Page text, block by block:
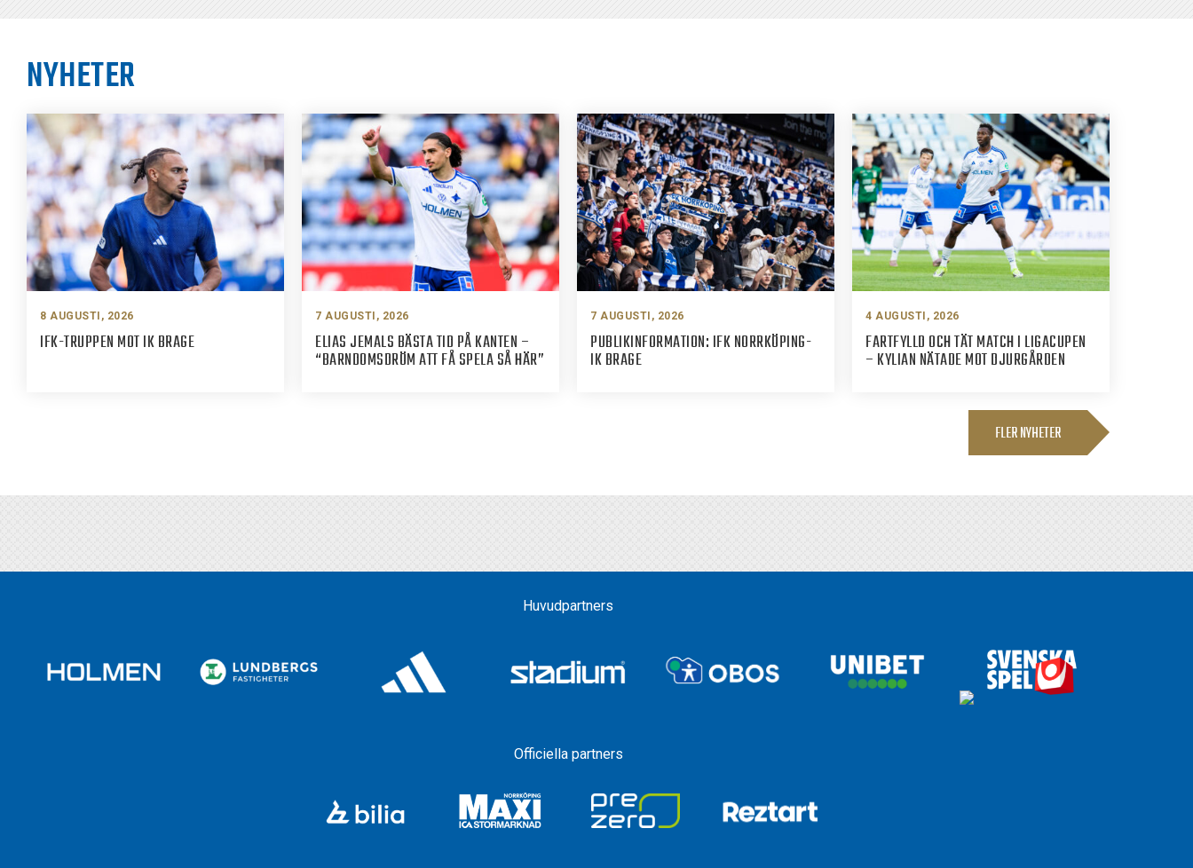
NYHETER
8 AUGUSTI, 2026
IFK-TRUPPEN MOT IK BRAGE
7 AUGUSTI, 2026
ELIAS JEMALS BÄSTA TID PÅ KANTEN –
“BARNDOMSDRÖM ATT FÅ SPELA SÅ HÄR”
7 AUGUSTI, 2026
PUBLIKINFORMATION: IFK NORRKÖPING-
IK BRAGE
4 AUGUSTI, 2026
FARTFYLLD OCH TÄT MATCH I LIGACUPEN
– KYLIAN NÄTADE MOT DJURGÅRDEN
FLER NYHETER
Huvudpartners
Officiella partners